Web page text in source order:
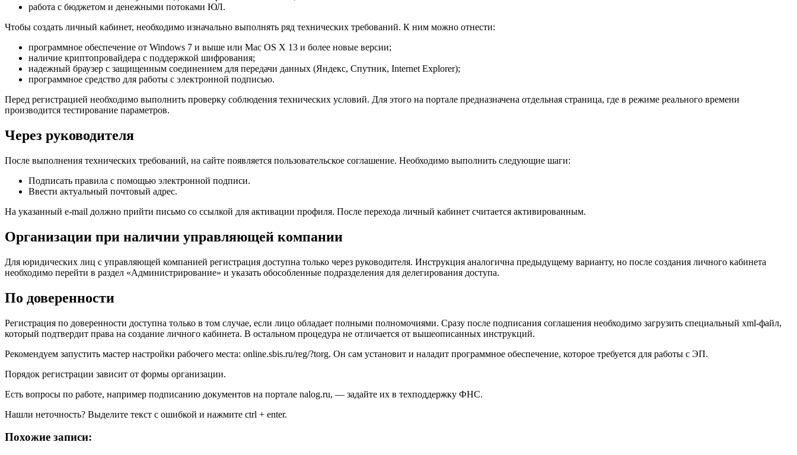
работа с бюджетом и денежными потоками ЮЛ.
Чтобы создать личный кабинет, необходимо изначально выполнять ряд технических требований. К ним можно отнести:
программное обеспечение от Windows 7 и выше или Mac OS X 13 и более новые версии;
наличие криптопровайдера с поддержкой шифрования;
надежный браузер с защищенным соединением для передачи данных (Яндекс, Спутник, Internet Explorer);
программное средство для работы с электронной подписью.
Перед регистрацией необходимо выполнить проверку соблюдения технических условий. Для этого на портале предназначена отдельная страница, где в режиме реального времени
производится тестирование параметров.
Через руководителя
После выполнения технических требований, на сайте появляется пользовательское соглашение. Необходимо выполнить следующие шаги:
Подписать правила с помощью электронной подписи.
Ввести актуальный почтовый адрес.
На указанный e-mail должно прийти письмо со ссылкой для активации профиля. После перехода личный кабинет считается активированным.
Организации при наличии управляющей компании
Для юридических лиц с управляющей компанией регистрация доступна только через руководителя. Инструкция аналогична предыдущему варианту, но после создания личного кабинета
необходимо перейти в раздел «Администрирование» и указать обособленные подразделения для делегирования доступа.
По доверенности
Регистрация по доверенности доступна только в том случае, если лицо обладает полными полномочиями. Сразу после подписания соглашения необходимо загрузить специальный xml-файл,
который подтвердит права на создание личного кабинета. В остальном процедура не отличается от вышеописанных инструкций.
Рекомендуем запустить мастер настройки рабочего места: online.sbis.ru/reg/?torg. Он сам установит и наладит программное обеспечение, которое требуется для работы с ЭП.
Порядок регистрации зависит от формы организации.
Есть вопросы по работе, например подписанию документов на портале nalog.ru, — задайте их в техподдержку ФНС.
Нашли неточность? Выделите текст с ошибкой и нажмите ctrl + enter.
Похожие записи: